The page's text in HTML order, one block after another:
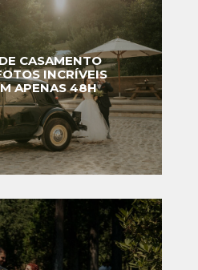
CASAMENTO
INCRÍVEIS
APENAS 48H